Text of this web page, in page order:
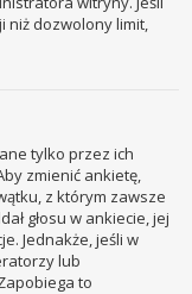
niż dozwolony limit,
tylko przez ich
zmienić ankietę,
z którym zawsze
głosu w ankiecie, jej
Jednakże, jeśli w
lub
to